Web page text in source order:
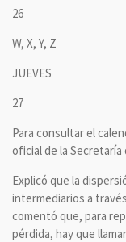
26
W, X, Y, Z
JUEVES
27
Para consultar el
oficial de la
Explicó que la
intermediarios a
comentó que, para
pérdida, hay que